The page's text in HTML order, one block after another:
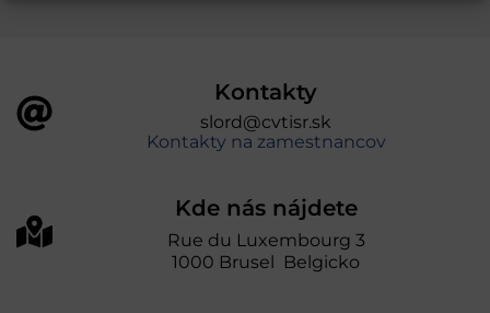
Kontakty
slord@cvtisr.sk
Kontakty na zamestnancov
Kde nás nájdete
Rue du Luxembourg 3
1000 Brusel Belgicko